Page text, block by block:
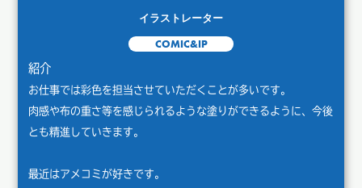
イラストレーター
COMIC&IP
紹介
お仕事では彩色を担当させていただくことが多いです。
肉感や布の重さ等を感じられるような塗りができるように、今後
とも精進していきます。
最近はアメコミが好きです。